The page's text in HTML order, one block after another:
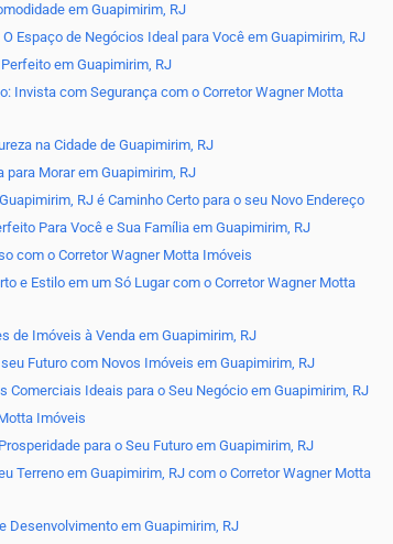
em Guapimirim, RJ
Espaço de Negócios Ideal para Você em Guapimirim, RJ
em Guapimirim, RJ
Invista com Segurança com o Corretor Wagner Motta
na Cidade de Guapimirim, RJ
para Morar em Guapimirim, RJ
RJ é Caminho Certo para o seu Novo Endereço
Para Você e Sua Família em Guapimirim, RJ
com o Corretor Wagner Motta Imóveis
e Estilo em um Só Lugar com o Corretor Wagner Motta
de Imóveis à Venda em Guapimirim, RJ
Futuro com Novos Imóveis em Guapimirim, RJ
Comerciais Ideais para o Seu Negócio em Guapimirim, RJ
Imóveis
para o Seu Futuro em Guapimirim, RJ
Terreno em Guapimirim, RJ com o Corretor Wagner Motta
Desenvolvimento em Guapimirim, RJ